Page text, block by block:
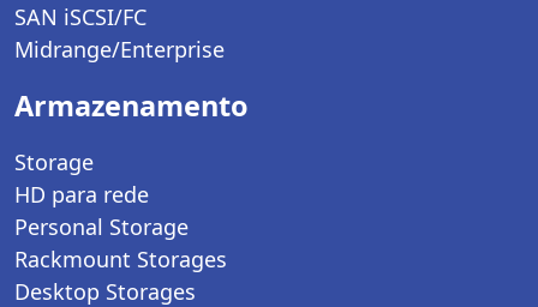
SAN iSCSI/FC
Midrange/Enterprise
Armazenamento
Storage
HD para rede
Personal Storage
Rackmount Storages
Desktop Storages